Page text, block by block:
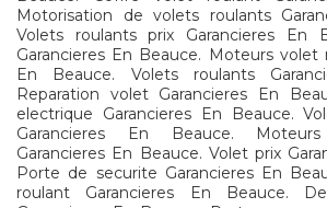
Motorisation de volets roulants
Volets roulants prix Garancieres En
Garancieres En Beauce. Moteurs volet
En Beauce. Volets roulants
Reparation volet Garancieres En
electrique Garancieres En Beauce.
Garancieres En Beauce.
Garancieres En Beauce. Volet prix
Porte de securite Garancieres En
roulant Garancieres En Beauce.